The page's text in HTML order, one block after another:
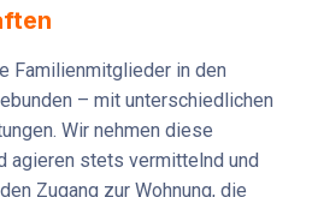
Familienmitglieder in den
– mit unterschiedlichen
Wir nehmen diese
agieren stets vermittelnd und
Zugang zur Wohnung, die